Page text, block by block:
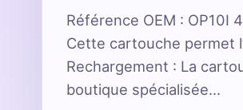
Référence OEM :
Cette cartouche permet
Rechargement : La
boutique spécialisée…